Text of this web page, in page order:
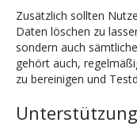
Zusätzlich sollten
Daten löschen zu
sondern auch
gehört auch,
zu bereinigen und